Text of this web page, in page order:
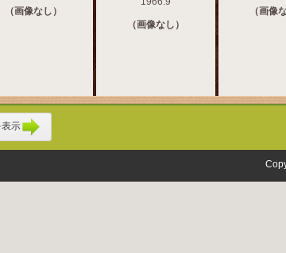
（画像なし）
（画像なし）
（画像
表示